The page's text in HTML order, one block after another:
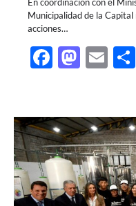
Municipalidad de la
acciones…
Facebook